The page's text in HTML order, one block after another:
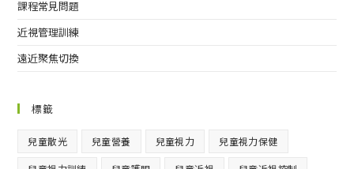
課程常見問題
近視管理訓練
遠近聚焦切換
標籤
兒童散光 兒童營養 兒童視力 兒童視力保健